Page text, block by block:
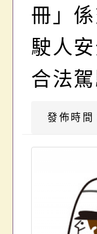
冊」
駛人
合法
發佈時